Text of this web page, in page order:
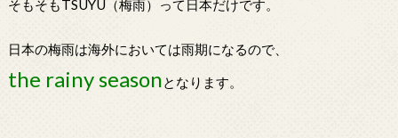
そもそもTSUYU（梅雨）って日本だけです。
日本の梅雨は海外においては雨期になるので、
the rainy seasonとなります。